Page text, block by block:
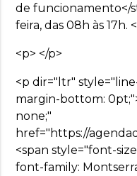
de funcionamento</
feira, das 08h às 17h.
<p> </p>
<p dir="ltr"
margin-bottom:
none;"
href="https://
<span style="font-
font-family: